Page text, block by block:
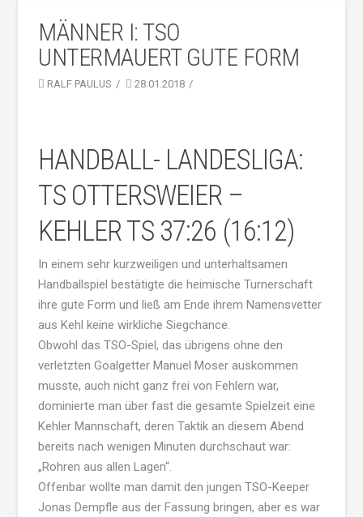
MÄNNER I: TSO
UNTERMAUERT GUTE FORM
RALF PAULUS 28.01.2018
HANDBALL- LANDESLIGA:
TS OTTERSWEIER –
KEHLER TS 37:26 (16:12)
In einem sehr kurzweiligen und unterhaltsamen
Handballspiel bestätigte die heimische Turnerschaft
ihre gute Form und ließ am Ende ihrem Namensvetter
aus Kehl keine wirkliche Siegchance.
Obwohl das TSO-Spiel, das übrigens ohne den
verletzten Goalgetter Manuel Moser auskommen
musste, auch nicht ganz frei von Fehlern war,
dominierte man über fast die gesamte Spielzeit eine
Kehler Mannschaft, deren Taktik an diesem Abend
bereits nach wenigen Minuten durchschaut war:
„Rohren aus allen Lagen“.
Offenbar wollte man damit den jungen TSO-Keeper
Jonas Dempfle aus der Fassung bringen, aber es war